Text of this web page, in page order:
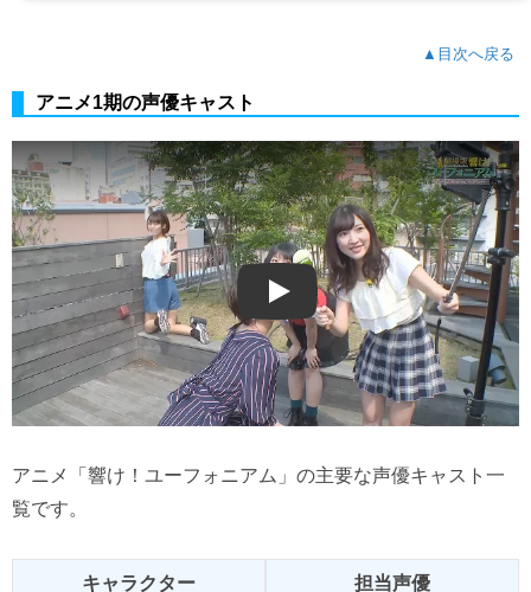
▲目次へ戻る
アニメ1期の声優キャスト
Play
アニメ「響け！ユーフォニアム」の主要な声優キャスト一
覧です。
キャラクター 担当声優